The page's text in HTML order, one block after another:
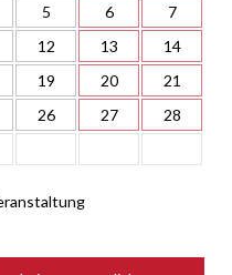
5 6
7
12 13
14
19 20
21
26 27
28